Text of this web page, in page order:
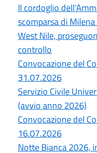
Il cordoglio
scomparsa di
West Nile,
controllo
Convocazione del
31.07.2026
Servizio Civile
(avvio anno 2026)
Convocazione del
16.07.2026
Notte Bianca 2026,